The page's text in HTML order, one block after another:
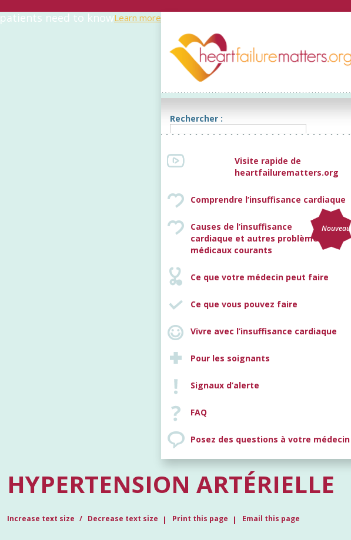
patients need to knowLearn more
Rechercher :
Visite rapide de
heartfailurematters.org
Comprendre l’insuffisance cardiaque
Causes de l’insuffisance
cardiaque et autres problèmes
médicaux courants
Nouveau
Ce que votre médecin peut faire
Ce que vous pouvez faire
Vivre avec l’insuffisance cardiaque
Pour les soignants
Signaux d’alerte
FAQ
Posez des questions à votre médecin
HYPERTENSION ARTÉRIELLE
Increase text size Decrease text size Print this page Email this page